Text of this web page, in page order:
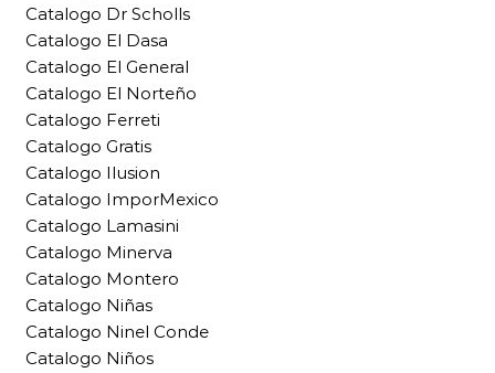
Catalogo Dr Scholls
Catalogo El Dasa
Catalogo El General
Catalogo El Norteño
Catalogo Ferreti
Catalogo Gratis
Catalogo Ilusion
Catalogo ImporMexico
Catalogo Lamasini
Catalogo Minerva
Catalogo Montero
Catalogo Niñas
Catalogo Ninel Conde
Catalogo Niños